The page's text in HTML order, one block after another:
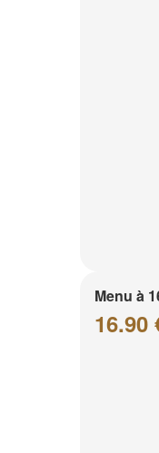
Menu à
16.90